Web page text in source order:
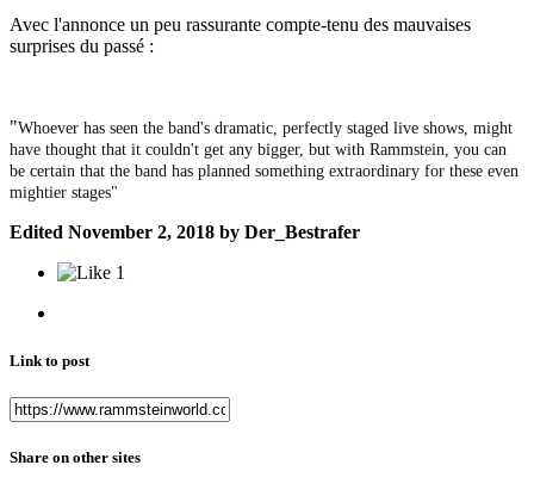
Avec l'annonce un peu rassurante compte-tenu des mauvaises
surprises du passé :
"Whoever has seen the band's dramatic, perfectly staged live shows, might
have thought that it couldn't get any bigger, but with Rammstein, you can
be certain that the band has planned something extraordinary for these even
mightier stages"
Edited November 2, 2018 by Der_Bestrafer
1
Link to post
Share on other sites